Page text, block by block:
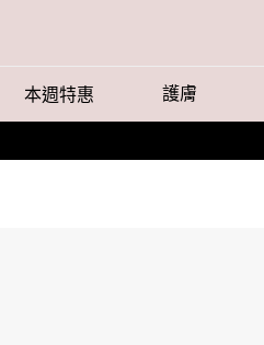
本週特惠 護膚